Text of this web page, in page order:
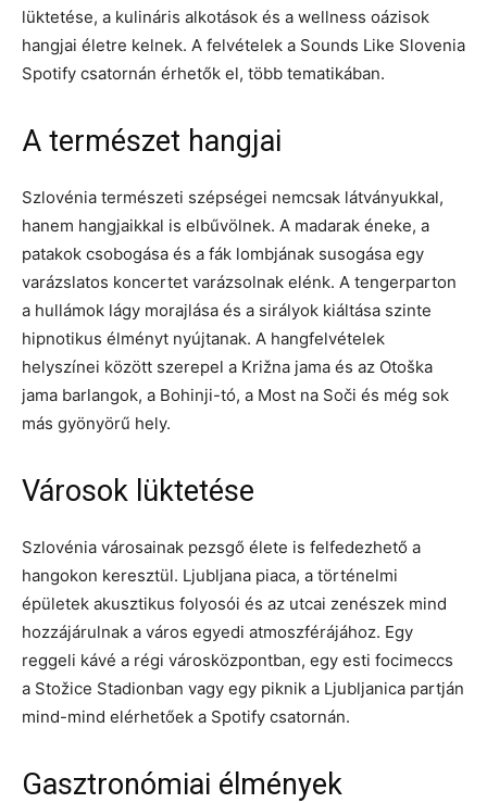
lüktetése, a kulináris alkotások és a wellness oázisok
hangjai életre kelnek. A felvételek a Sounds Like Slovenia
Spotify csatornán érhetők el, több tematikában.
A természet hangjai
Szlovénia természeti szépségei nemcsak látványukkal,
hanem hangjaikkal is elbűvölnek. A madarak éneke, a
patakok csobogása és a fák lombjának susogása egy
varázslatos koncertet varázsolnak elénk. A tengerparton
a hullámok lágy morajlása és a sirályok kiáltása szinte
hipnotikus élményt nyújtanak. A hangfelvételek
helyszínei között szerepel a Križna jama és az Otoška
jama barlangok, a Bohinji-tó, a Most na Soči és még sok
más gyönyörű hely.
Városok lüktetése
Szlovénia városainak pezsgő élete is felfedezhető a
hangokon keresztül. Ljubljana piaca, a történelmi
épületek akusztikus folyosói és az utcai zenészek mind
hozzájárulnak a város egyedi atmoszférájához. Egy
reggeli kávé a régi városközpontban, egy esti focimeccs
a Stožice Stadionban vagy egy piknik a Ljubljanica partján
mind-mind elérhetőek a Spotify csatornán.
Gasztronómiai élmények